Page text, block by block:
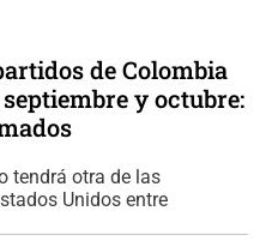
de Colombia
y octubre:
tendrá otra de las
Unidos entre